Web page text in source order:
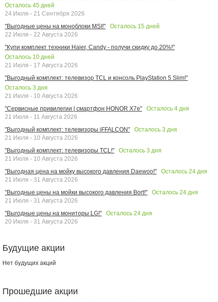
Осталось 45 дней
24 Июля - 21 Сентября 2026
"Выгодные цены на моноблоки MSI!"
Осталось 15 дней
22 Июля - 22 Августа 2026
"Купи комплект техники Haier, Candy - получи скидку до 20%!"
Осталось 10 дней
21 Июля - 17 Августа 2026
"Выгодный комплект: телевизор TCL и консоль PlayStation 5 Slim!"
Осталось 3 дня
21 Июля - 10 Августа 2026
"Сервисные привилегии | смартфон HONOR X7e"
Осталось 4 дня
21 Июля - 11 Августа 2026
"Выгодный комплект: телевизоры iFFALCON"
Осталось 3 дня
21 Июля - 10 Августа 2026
"Выгодный комплект: телевизоры TCL!"
Осталось 3 дня
21 Июля - 10 Августа 2026
"Выгодная цена на мойку высокого давления Daewoo!"
Осталось 24 дня
21 Июля - 31 Августа 2026
"Выгодные цены на мойки высокого давления Bort!"
Осталось 24 дня
21 Июля - 31 Августа 2026
"Выгодные цены на мониторы LG!"
Осталось 24 дня
20 Июля - 31 Августа 2026
Будущие акции
Нет будущих акций
Прошедшие акции